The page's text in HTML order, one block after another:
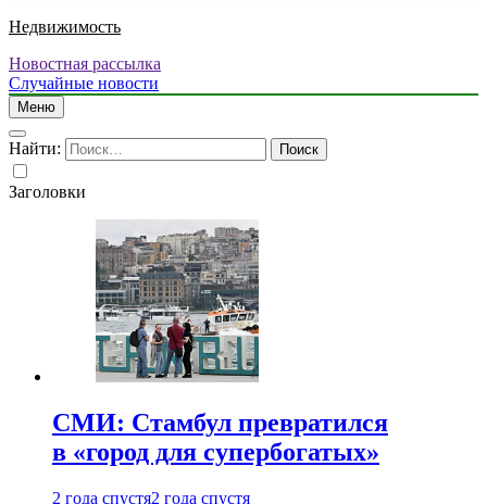
Недвижимость
Новостная рассылка
Случайные новости
Меню
Найти:
Заголовки
СМИ: Стамбул превратился
в «город для супербогатых»
2 года спустя2 года спустя